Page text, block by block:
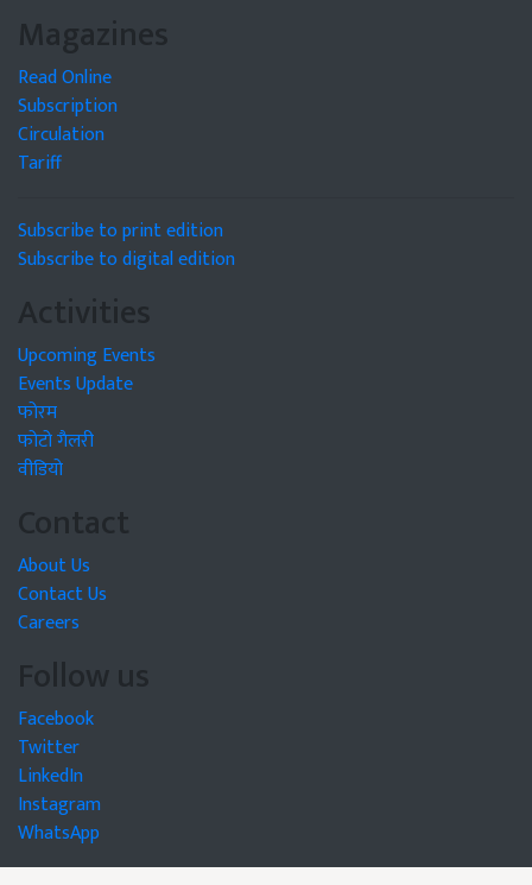
Magazines
Read Online
Subscription
Circulation
Tariff
Subscribe to print edition
Subscribe to digital edition
Activities
Upcoming Events
Events Update
फोरम
फोटो गैलरी
वीडियो
Contact
About Us
Contact Us
Careers
Follow us
Facebook
Twitter
LinkedIn
Instagram
WhatsApp